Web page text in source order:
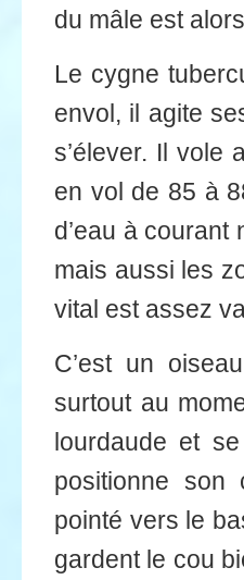
du mâle est
Le cygne
envol, il agite
s’élever. Il vole
en vol de 85 à
d’eau à
mais aussi les
vital est assez
C’est un
surtout au
lourdaude et
positionne
pointé vers le
gardent le cou